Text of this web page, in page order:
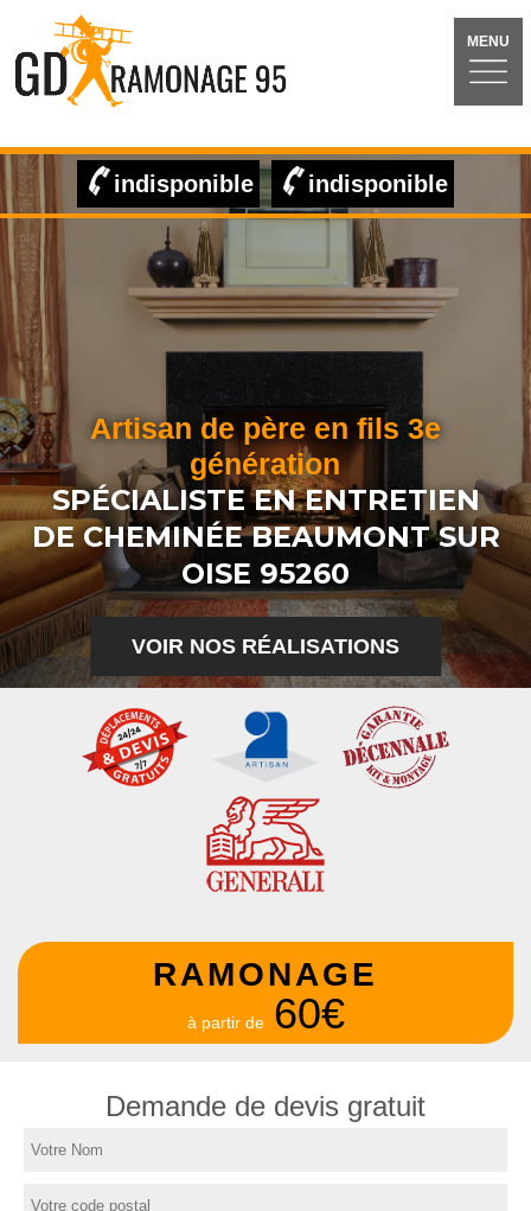
MENU
indisponible indisponible
Artisan de père en fils 3e
génération
SPÉCIALISTE EN ENTRETIEN
DE CHEMINÉE BEAUMONT SUR
OISE 95260
VOIR NOS RÉALISATIONS
RAMONAGE
à partir de 60€
Demande de devis gratuit